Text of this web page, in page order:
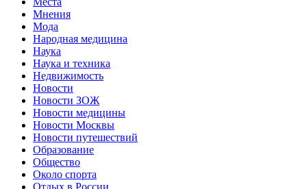
Мнения
Мода
Народная медицина
Наука
Наука и техника
Недвижимость
Новости
Новости ЗОЖ
Новости медицины
Новости Москвы
Новости путешествий
Образование
Общество
Около спорта